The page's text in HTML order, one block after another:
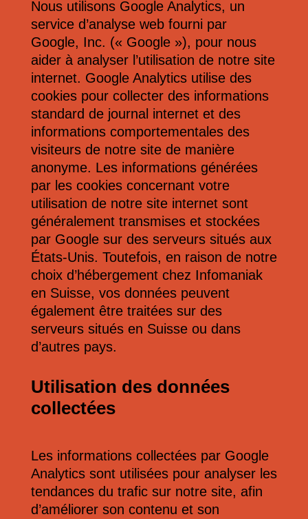
Nous utilisons Google Analytics, un
service d’analyse web fourni par
Google, Inc. (« Google »), pour nous
aider à analyser l’utilisation de notre site
internet. Google Analytics utilise des
cookies pour collecter des informations
standard de journal internet et des
informations comportementales des
visiteurs de notre site de manière
anonyme. Les informations générées
par les cookies concernant votre
utilisation de notre site internet sont
généralement transmises et stockées
par Google sur des serveurs situés aux
États-Unis. Toutefois, en raison de notre
choix d’hébergement chez Infomaniak
en Suisse, vos données peuvent
également être traitées sur des
serveurs situés en Suisse ou dans
d’autres pays.
Utilisation des données
collectées
Les informations collectées par Google
Analytics sont utilisées pour analyser les
tendances du trafic sur notre site, afin
d’améliorer son contenu et son